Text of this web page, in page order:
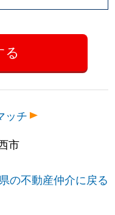
ッチ
市
の不動産仲介に戻る